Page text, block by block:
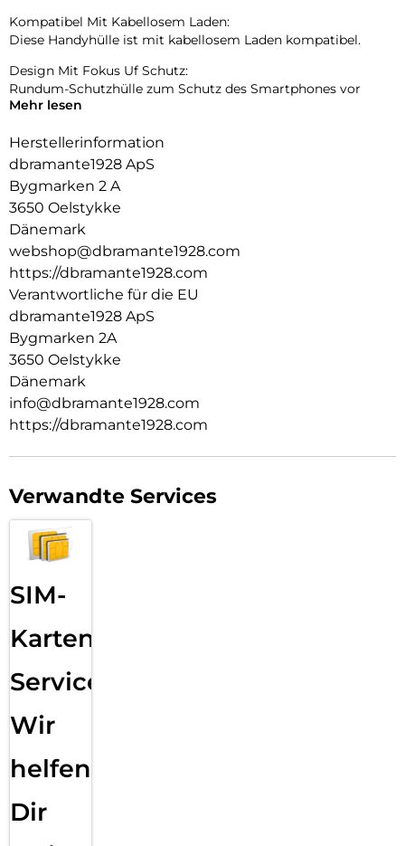
Kompatibel Mit Kabellosem Laden:
Diese Handyhülle ist mit kabellosem Laden kompatibel.
Design Mit Fokus Uf Schutz:
Rundum-Schutzhülle zum Schutz des Smartphones vor
Beschädigungen.
Mehr lesen
Herstellerinformation
dbramante1928 ApS
Bygmarken 2 A
3650 Oelstykke
Dänemark
webshop@dbramante1928.com
https://dbramante1928.com
Verantwortliche für die EU
dbramante1928 ApS
Bygmarken 2A
3650 Oelstykke
Dänemark
info@dbramante1928.com
https://dbramante1928.com
Verwandte Services
SIM-
Karten
Service:
Wir
helfen
Dir